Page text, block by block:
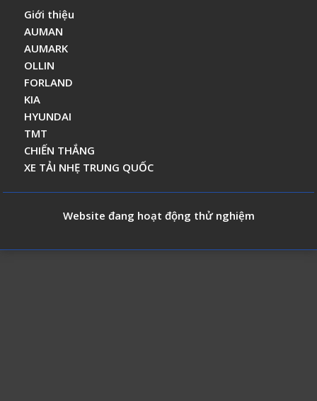
Giới thiệu
AUMAN
AUMARK
OLLIN
FORLAND
KIA
HYUNDAI
TMT
CHIẾN THẮNG
XE TẢI NHẸ TRUNG QUỐC
Website đang hoạt động thử nghiệm